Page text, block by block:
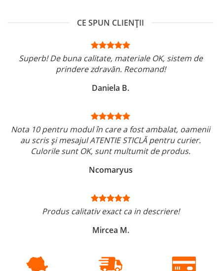
CE SPUN CLIENȚII
Superb! De buna calitate, materiale OK, sistem de
prindere zdravăn. Recomand!
Daniela B.
Nota 10 pentru modul în care a fost ambalat, oamenii
au scris și mesajul ATENTIE STICLĂ pentru curier.
Culorile sunt OK, sunt multumit de produs.
Ncomaryus
Produs calitativ exact ca in descriere!
Mircea M.